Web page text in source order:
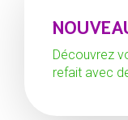
Découvrez
refait avec